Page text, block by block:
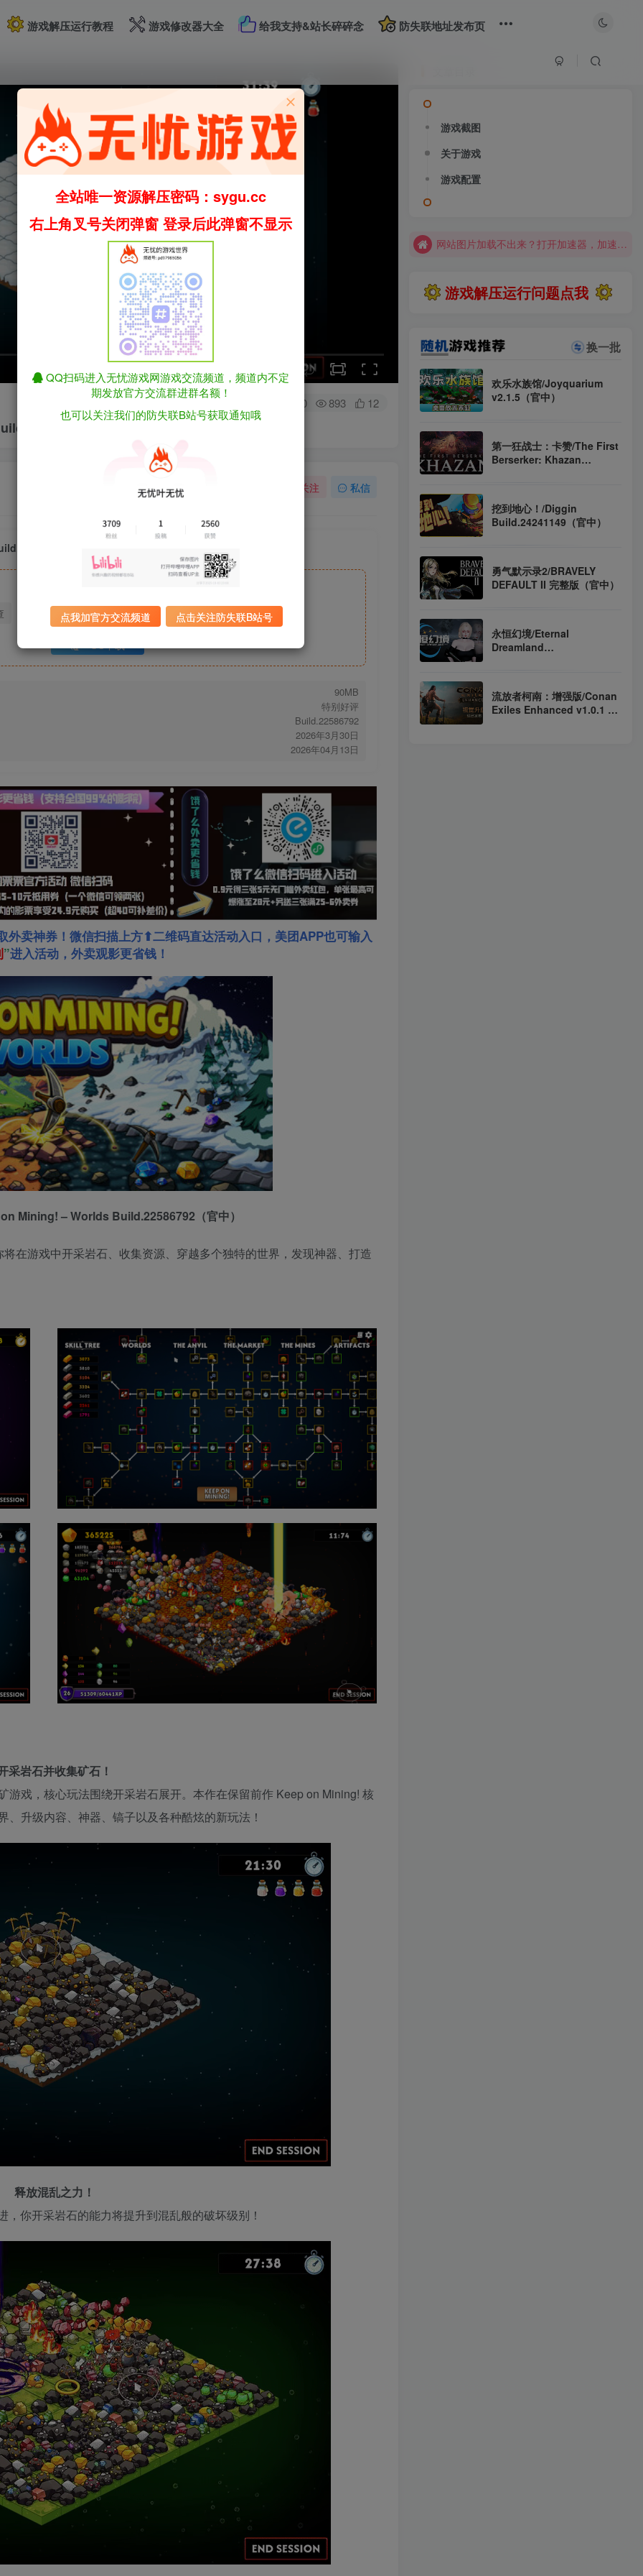
游戏解压运行教程 游戏修改器大全 给我支持&站长碎碎念 防失联地址发布页
speed
0 893 12
（官中）
关注 私信
（官中）
迅雷下载 全站统一解压密码：sygu.cc
UC下载
90MB
特别好评
Build.22586792
2026年3月30日
2026年04月13日
卖神券！微信扫描上方⬆二维码直达活动入口，美团APP也可输入
”进入活动，外卖观影更省钱！
Mining! – Worlds Build.22586792（官中）
在游戏中开采岩石、收集资源、穿越多个独特的世界，发现神器、打造
采岩石并收集矿石！
戏，核心玩法围绕开采岩石展开。本作在保留前作 Keep on Mining! 核
、升级内容、神器、镐子以及各种酷炫的新玩法！
释放混乱之力！
，你开采岩石的能力将提升到混乱般的破坏级别！
游戏截图
关于游戏
游戏配置
大部分游戏解压安装问题可通过网站首页运行教程排查解决
求游戏、游戏补档、资源反馈请去网站首页更新征集留言，其他界面响应不及时
全站资源解压密码：sygu.cc
游戏解压运行问题点我
换一批
欢乐水族馆/Joyquarium
v2.1.5（官中）
第一狂战士：卡赞/The First
Berserker: Khazan
中）
挖到地心！/Diggin
Build.24241149（官中）
勇气默示录2/BRAVELY
DEFAULT II 完整版（官中）
永恒幻境/Eternal
Dreamland
流放者柯南：增强版/Conan
Exiles Enhanced v1.0.1 包
全站唯一资源解压密码：sygu.cc
右上角叉号关闭弹窗 登录后此弹窗不显示
QQ扫码进入无忧游戏网游戏交流频道，频道内不定
期发放官方交流群进群名额！
也可以关注我们的防失联B站号获取通知哦
点我加官方交流频道 点击关注防失联B站号